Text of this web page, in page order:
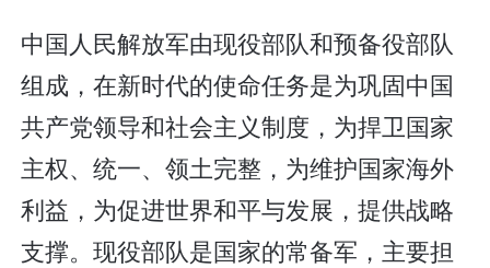
中国人民解放军由现役部队和预备役部队
组成，在新时代的使命任务是为巩固中国
共产党领导和社会主义制度，为捍卫国家
主权、统一、领土完整，为维护国家海外
利益，为促进世界和平与发展，提供战略
支撑。现役部队是国家的常备军，主要担